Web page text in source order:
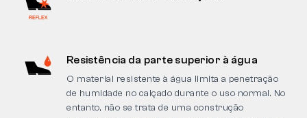
Resistência da parte superior à água
O material resistente à água limita a penetração
de humidade no calçado durante o uso normal. No
entanto, não se trata de uma construção